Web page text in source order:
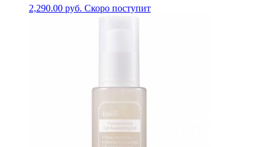
2,290.00 руб. Скоро поступит